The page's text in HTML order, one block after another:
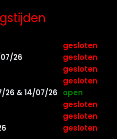
gesloten
26
gesloten
gesloten
gesloten
26 & 14/07/26
open
gesloten
gesloten
gesloten